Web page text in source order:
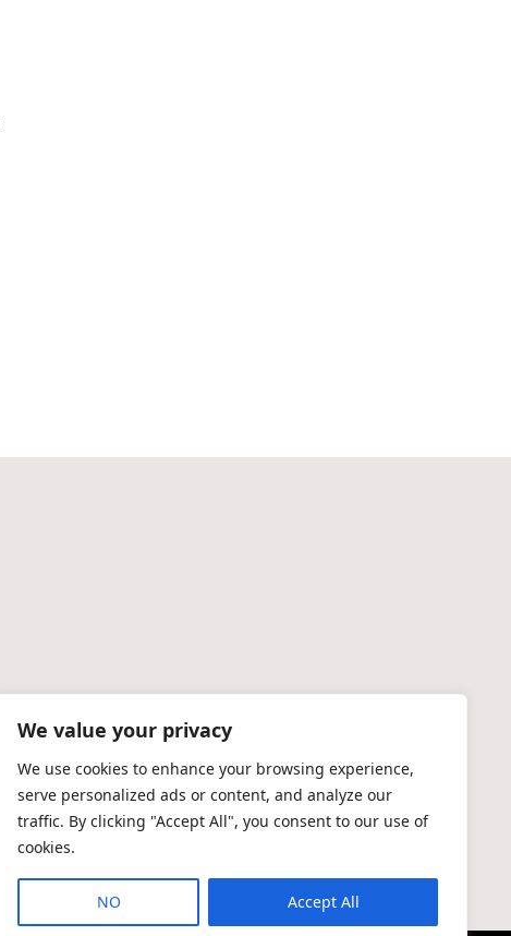
We value your privacy
We use cookies to enhance your browsing experience,
serve personalized ads or content, and analyze our
traffic. By clicking "Accept All", you consent to our use of
cookies.
NO Accept All